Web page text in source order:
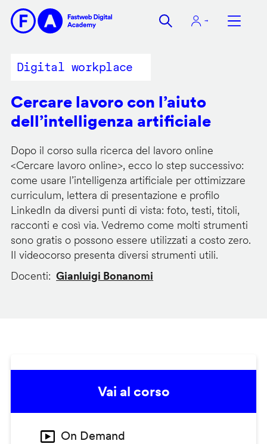
contenuto
Digital workplace
Cercare lavoro con l’aiuto
dell’intelligenza artificiale
Dopo il corso sulla ricerca del lavoro online
<Cercare lavoro online>, ecco lo step successivo:
come usare l’intelligenza artificiale per ottimizzare
curriculum, lettera di presentazione e profilo
LinkedIn da diversi punti di vista: foto, testi, titoli,
racconti e così via. Vedremo come molti strumenti
sono gratis o possono essere utilizzati a costo zero.
Il videocorso presenta diversi strumenti utili.
Docenti
Gianluigi Bonanomi
Vai al corso
On Demand